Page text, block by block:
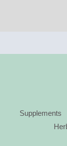
Supplements